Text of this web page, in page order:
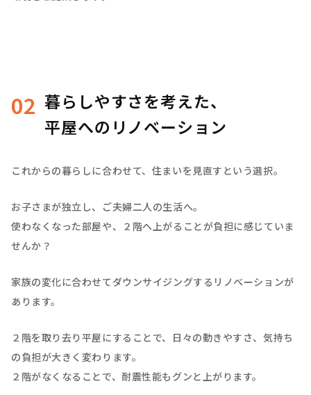
02 暮らしやすさを考えた、
平屋へのリノベーション
これからの暮らしに合わせて、住まいを見直すという選択。
お子さまが独立し、ご夫婦二人の生活へ。
使わなくなった部屋や、２階へ上がることが負担に感じていま
せんか？
家族の変化に合わせてダウンサイジングするリノベーションが
あります。
２階を取り去り平屋にすることで、日々の動きやすさ、気持ち
の負担が大きく変わります。
２階がなくなることで、耐震性能もグンと上がります。